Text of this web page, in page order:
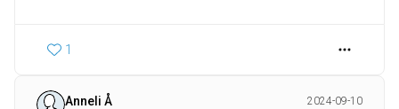
1
Anneli Å
2024-09-10